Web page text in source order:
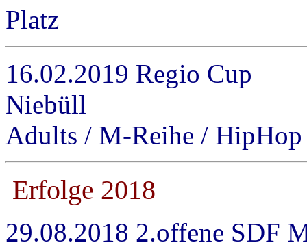
Platz
16.02.2019 Regio Cup
Adults / M-Reihe / HipHop
Erfolge 2018
29.08.2018 2.offene